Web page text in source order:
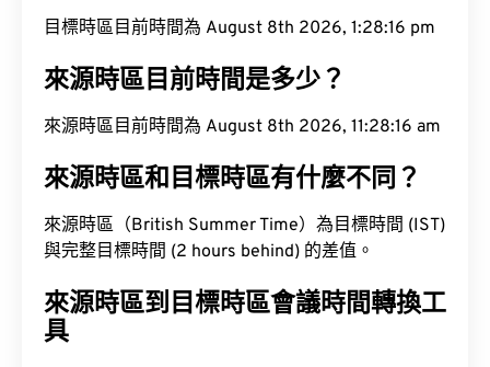
目標時區目前時間為 August 8th 2026, 1:28:17 pm
來源時區目前時間是多少？
來源時區目前時間為 August 8th 2026, 11:28:17 am
來源時區和目標時區有什麼不同？
來源時區（British Summer Time）為目標時間 (IST)
與完整目標時間 (2 hours behind) 的差值。
來源時區到目標時區會議時間轉換工
具